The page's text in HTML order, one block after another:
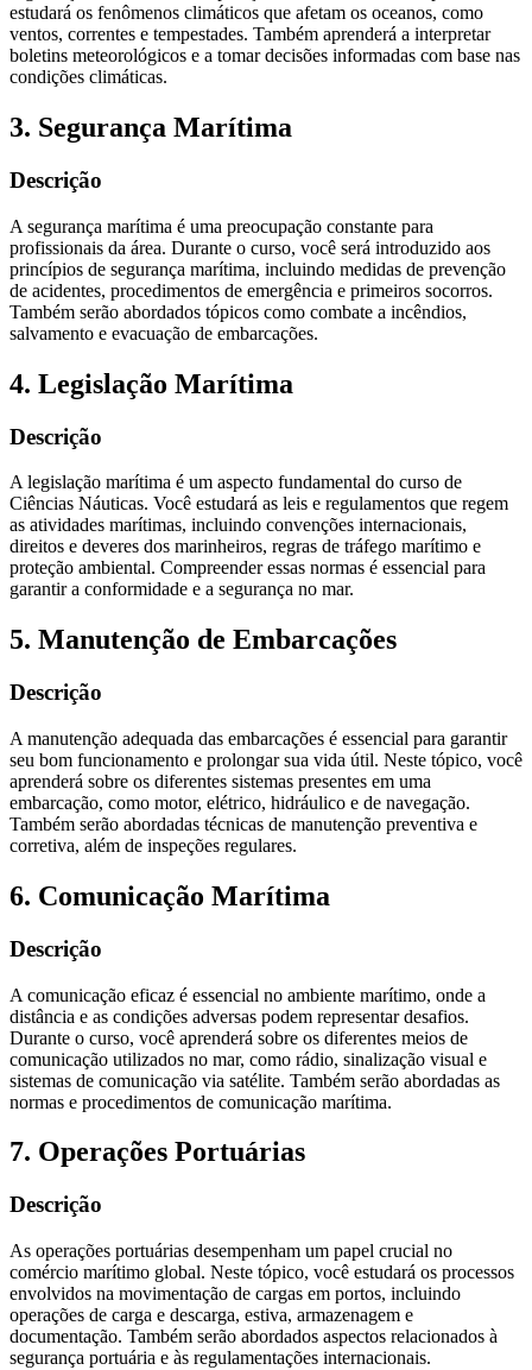
estudará os fenômenos climáticos que afetam os oceanos, como
ventos, correntes e tempestades. Também aprenderá a interpretar
boletins meteorológicos e a tomar decisões informadas com base nas
condições climáticas.
3. Segurança Marítima
Descrição
A segurança marítima é uma preocupação constante para
profissionais da área. Durante o curso, você será introduzido aos
princípios de segurança marítima, incluindo medidas de prevenção
de acidentes, procedimentos de emergência e primeiros socorros.
Também serão abordados tópicos como combate a incêndios,
salvamento e evacuação de embarcações.
4. Legislação Marítima
Descrição
A legislação marítima é um aspecto fundamental do curso de
Ciências Náuticas. Você estudará as leis e regulamentos que regem
as atividades marítimas, incluindo convenções internacionais,
direitos e deveres dos marinheiros, regras de tráfego marítimo e
proteção ambiental. Compreender essas normas é essencial para
garantir a conformidade e a segurança no mar.
5. Manutenção de Embarcações
Descrição
A manutenção adequada das embarcações é essencial para garantir
seu bom funcionamento e prolongar sua vida útil. Neste tópico, você
aprenderá sobre os diferentes sistemas presentes em uma
embarcação, como motor, elétrico, hidráulico e de navegação.
Também serão abordadas técnicas de manutenção preventiva e
corretiva, além de inspeções regulares.
6. Comunicação Marítima
Descrição
A comunicação eficaz é essencial no ambiente marítimo, onde a
distância e as condições adversas podem representar desafios.
Durante o curso, você aprenderá sobre os diferentes meios de
comunicação utilizados no mar, como rádio, sinalização visual e
sistemas de comunicação via satélite. Também serão abordadas as
normas e procedimentos de comunicação marítima.
7. Operações Portuárias
Descrição
As operações portuárias desempenham um papel crucial no
comércio marítimo global. Neste tópico, você estudará os processos
envolvidos na movimentação de cargas em portos, incluindo
operações de carga e descarga, estiva, armazenagem e
documentação. Também serão abordados aspectos relacionados à
segurança portuária e às regulamentações internacionais.